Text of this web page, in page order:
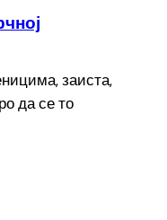
заиста,
да се то